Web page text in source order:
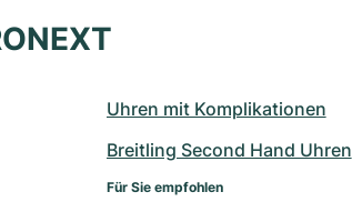
Uhren mit Komplikationen
Breitling Second Hand Uhren
Für Sie empfohlen